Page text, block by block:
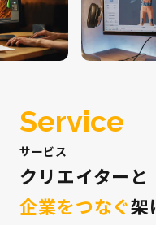
Service
サービス
クリエイターと
企業をつなぐ架